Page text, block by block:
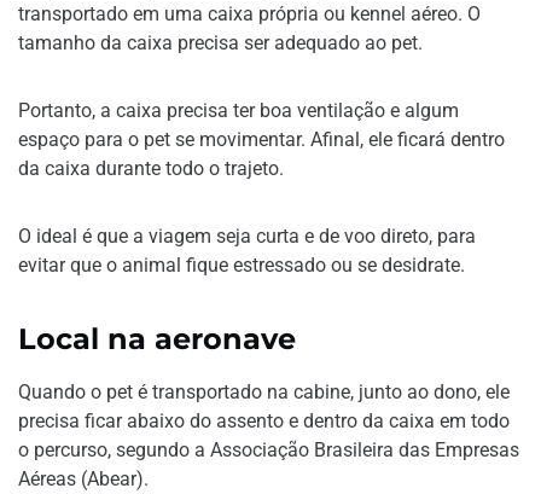
transportado em uma caixa própria ou kennel aéreo. O
tamanho da caixa precisa ser adequado ao pet.
Portanto, a caixa precisa ter boa ventilação e algum
espaço para o pet se movimentar. Afinal, ele ficará dentro
da caixa durante todo o trajeto.
O ideal é que a viagem seja curta e de voo direto, para
evitar que o animal fique estressado ou se desidrate.
Local na aeronave
Quando o pet é transportado na cabine, junto ao dono, ele
precisa ficar abaixo do assento e dentro da caixa em todo
o percurso, segundo a Associação Brasileira das Empresas
Aéreas (Abear).